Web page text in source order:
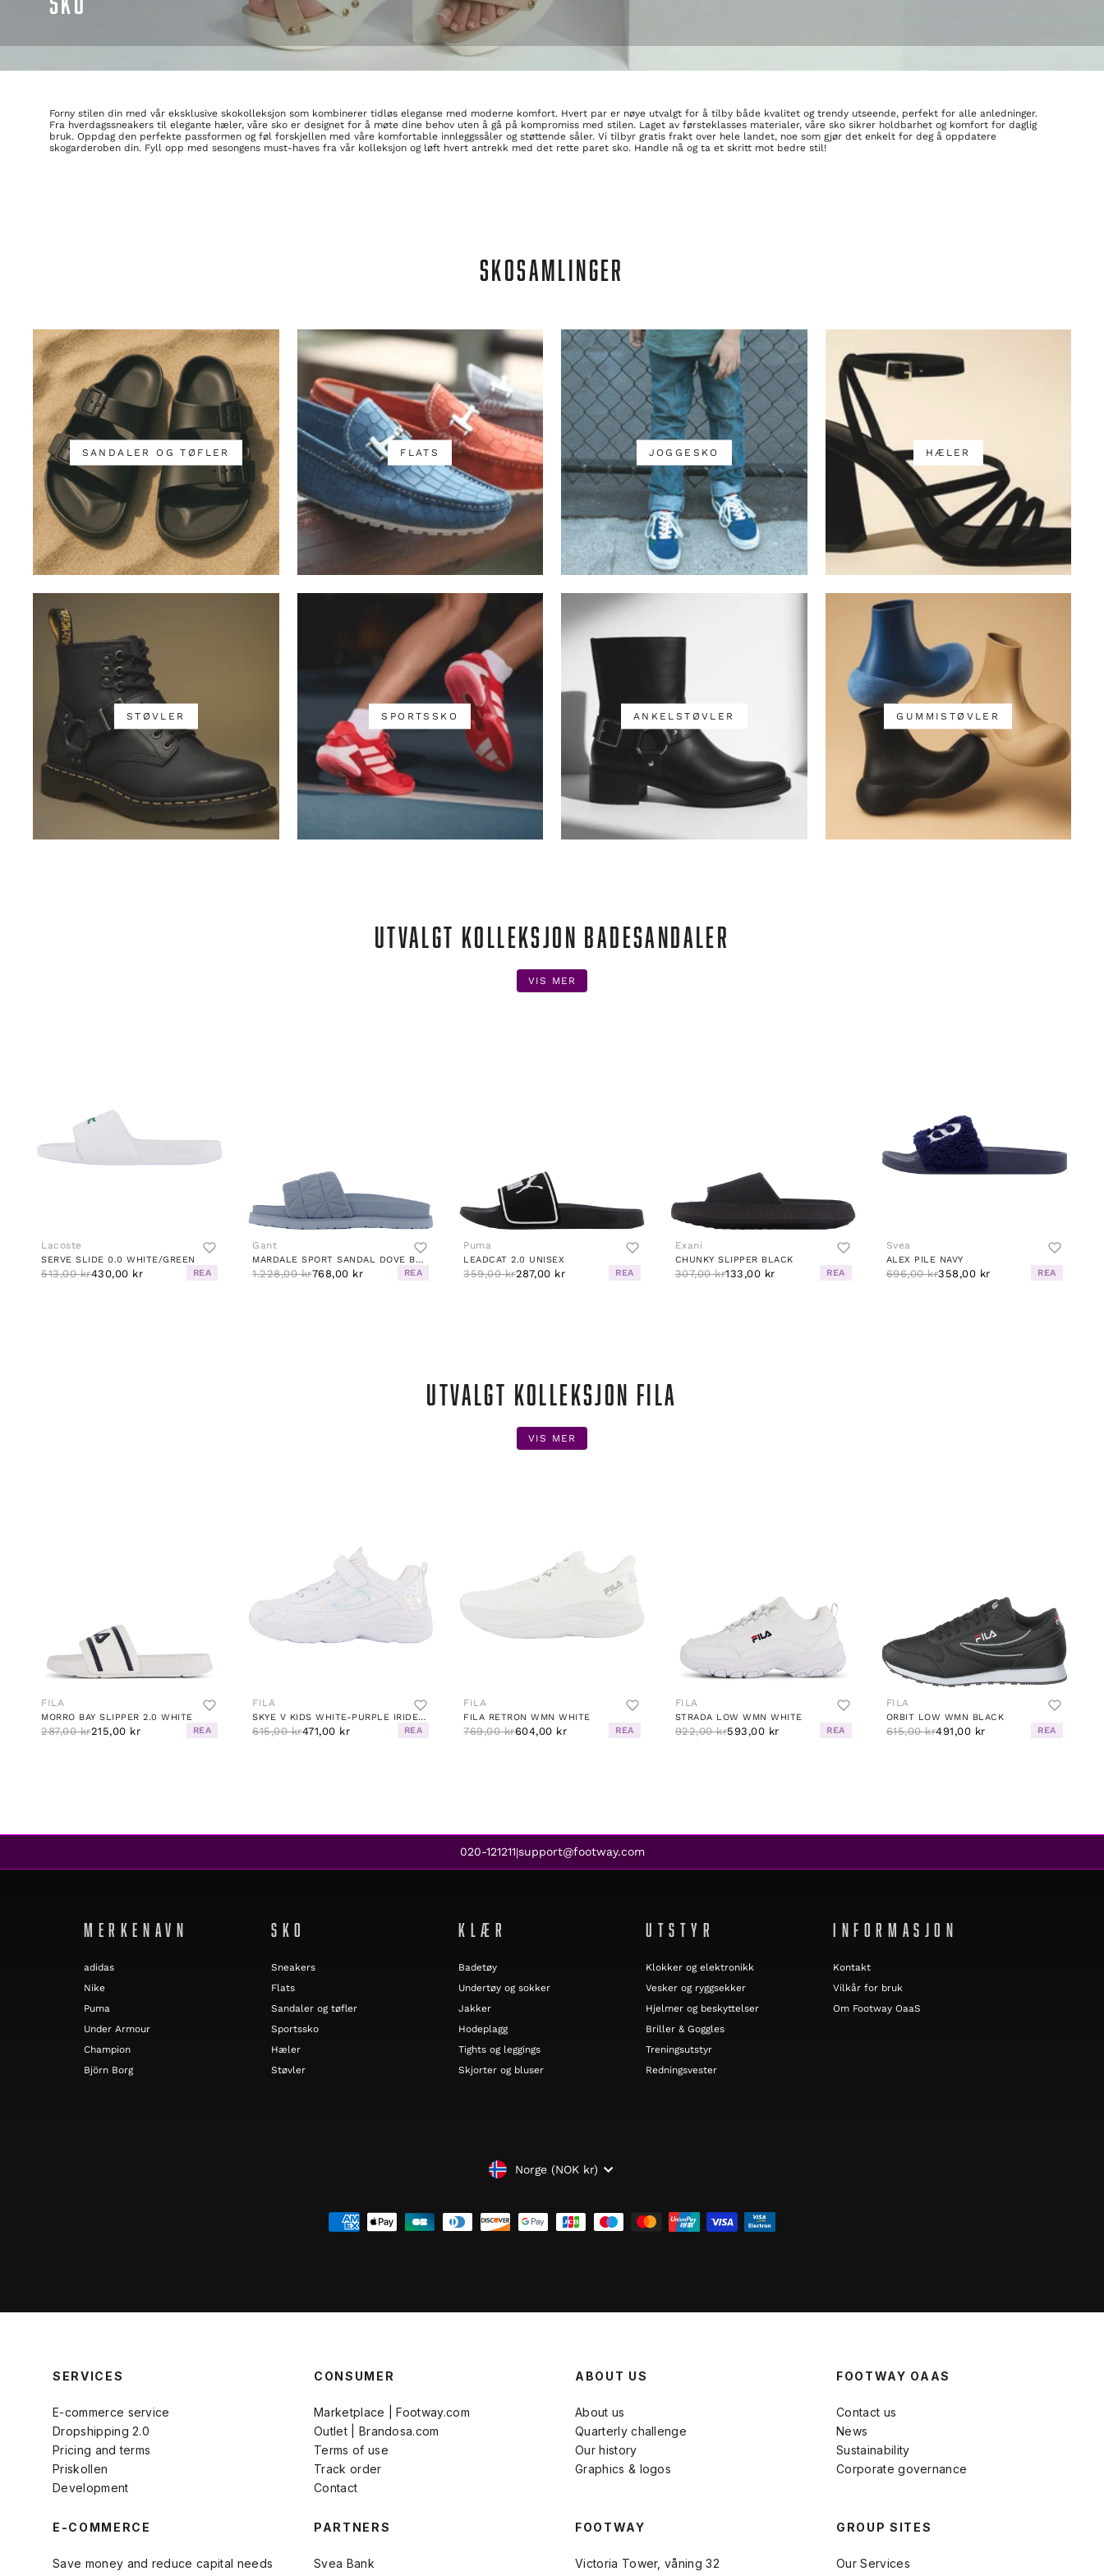
Forny stilen din med vår eksklusive skokolleksjon som kombinerer tidløs eleganse med moderne komfort. Hvert par er nøye utvalgt for å tilby både kvalitet og trendy utseende, perfekt for alle anledninger.
Fra hverdagssneakers til elegante hæler, våre sko er designet for å møte dine behov uten å gå på kompromiss med stilen. Laget av førsteklasses materialer, våre sko sikrer holdbarhet og komfort for daglig
bruk. Oppdag den perfekte passformen og føl forskjellen med våre komfortable innleggssåler og støttende såler. Vi tilbyr gratis frakt over hele landet, noe som gjør det enkelt for deg å oppdatere
skogarderoben din. Fyll opp med sesongens must-haves fra vår kolleksjon og løft hvert antrekk med det rette paret sko. Handle nå og ta et skritt mot bedre stil!
SKOSAMLINGER
SANDALER OG TØFLER FLATS JOGGESKO HÆLER
STØVLER SPORTSSKO ANKELSTØVLER GUMMISTØVLER
UTVALGT KOLLEKSJON BADESANDALER
VIS MER
Lacoste
SERVE SLIDE 0.0 WHITE/GREEN
513,00 kr430,00 kr REA
Gant
MARDALE SPORT SANDAL DOVE BLUE
1.228,00 kr768,00 kr REA
Puma
LEADCAT 2.0 UNISEX
359,00 kr287,00 kr REA
Exani
CHUNKY SLIPPER BLACK
307,00 kr133,00 kr REA
Svea
ALEX PILE NAVY
696,00 kr358,00 kr REA
UTVALGT KOLLEKSJON FILA
VIS MER
FILA
MORRO BAY SLIPPER 2.0 WHITE
287,00 kr215,00 kr REA
FILA
SKYE V KIDS WHITE-PURPLE IRIDESCENT
615,00 kr471,00 kr REA
FILA
FILA RETRON WMN WHITE
769,00 kr604,00 kr REA
FILA
STRADA LOW WMN WHITE
922,00 kr593,00 kr REA
FILA
ORBIT LOW WMN BLACK
615,00 kr491,00 kr REA
020-121211|support@footway.com
MERKENAVN
adidas
Nike
Puma
Under Armour
Champion
Björn Borg
SKO
Sneakers
Flats
Sandaler og tøfler
Sportssko
Hæler
Støvler
KLÆR
Badetøy
Undertøy og sokker
Jakker
Hodeplagg
Tights og leggings
Skjorter og bluser
UTSTYR
Klokker og elektronikk
Vesker og ryggsekker
Hjelmer og beskyttelser
Briller & Goggles
Treningsutstyr
Redningsvester
INFORMASJON
Kontakt
Vilkår for bruk
Om Footway OaaS
VALUTA
Norge (NOK kr)
SERVICES
E-commerce service
Dropshipping 2.0
Pricing and terms
Priskollen
Development
CONSUMER
Marketplace | Footway.com
Outlet | Brandosa.com
Terms of use
Track order
Contact
ABOUT US
About us
Quarterly challenge
Our history
Graphics & logos
FOOTWAY OAAS
Contact us
News
Sustainability
Corporate governance
E-COMMERCE
Save money and reduce capital needs
PARTNERS
Svea Bank
FOOTWAY
Victoria Tower, våning 32
GROUP SITES
Our Services